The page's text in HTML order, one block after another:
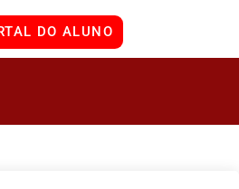
DO ALUNO